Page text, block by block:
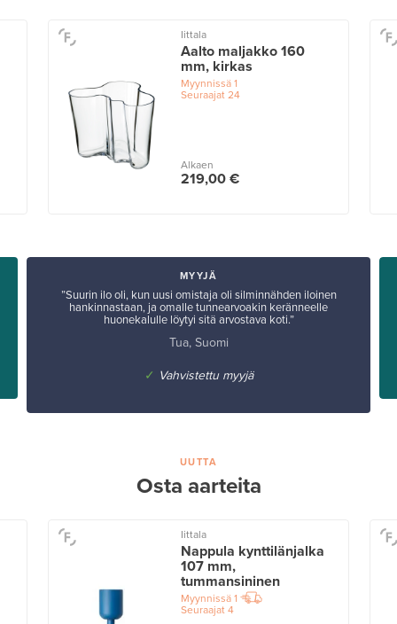
Iittala
Aalto maljakko 160
mm, kirkas
Myynnissä1
Seuraajat24
Alkaen
219,00 €
MYYJÄ
”Suurin ilo oli, kun uusi omistaja oli silminnähden iloinen
hankinnastaan, ja omalle tunnearvoakin keränneelle
huonekalulle löytyi sitä arvostava koti.”
Tua, Suomi
✓ Vahvistettu myyjä
UUTTA
Osta aarteita
Iittala
Nappula kynttilänjalka
107 mm,
tummansininen
Myynnissä1
Seuraajat4